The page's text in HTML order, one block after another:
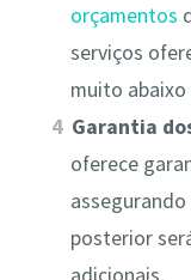
orçamentos
serviços
muito
Garantia
oferece
posterior